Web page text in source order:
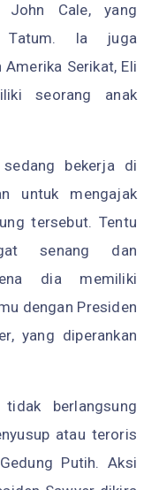
John Cale, yang
Tatum. Ia juga
Serikat, Eli
seorang anak
bekerja di
untuk mengajak
tersebut. Tentu
senang dan
dia memiliki
dengan Presiden
yang diperankan
tidak berlangsung
atau teroris
Putih. Aksi